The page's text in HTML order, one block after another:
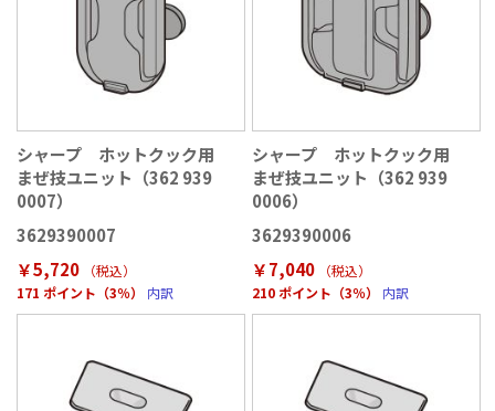
シャープ ホットクック用
まぜ技ユニット（362 939
0007）
3629390007
￥5,720
（税込）
171 ポイント（3％）
内訳
シャープ ホットクック用
まぜ技ユニット（362 939
0006）
3629390006
￥7,040
（税込）
210 ポイント（3％）
内訳